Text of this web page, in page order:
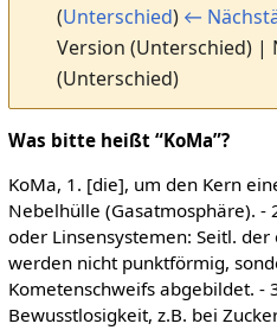
(Unterschied) ←
Version (Unterschied)
(Unterschied)
Was bitte heißt “KoMa”?
KoMa, 1. [die], um den Kern
Nebelhülle (Gasatmosphäre).
oder Linsensystemen: Seitl.
werden nicht punktförmig,
Kometenschweifs abgebildet. -
Bewusstlosigkeit, z.B. bei